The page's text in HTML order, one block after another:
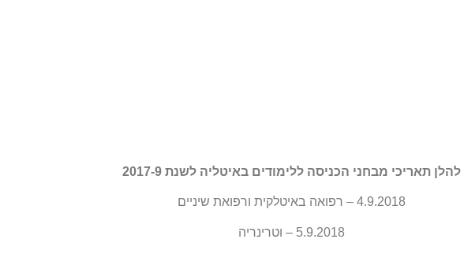
להלן תאריכי מבחני הכניסה ללימודים באיטליה לשנת 2017-9
4.9.2018 – רפואה באיטלקית ורפואת שיניים
5.9.2018 – וטרינריה